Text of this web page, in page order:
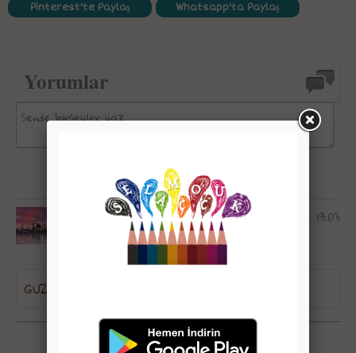
Pinterest'te Paylaş Whatsapp'ta Paylaş
Yorumlar
03 Ocak 2018, Çarşamba - 19:03
zeynep dilbaz - Kayseri
GUZELMİS